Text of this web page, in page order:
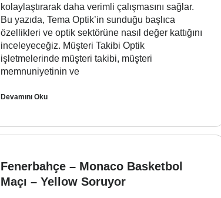
kolaylaştırarak daha verimli çalışmasını sağlar.
Bu yazıda, Tema Optik’in sunduğu başlıca
özellikleri ve optik sektörüne nasıl değer kattığını
inceleyeceğiz. Müşteri Takibi Optik
işletmelerinde müşteri takibi, müşteri
memnuniyetinin ve
Devamını Oku
Fenerbahçe – Monaco Basketbol
Maçı – Yellow Soruyor